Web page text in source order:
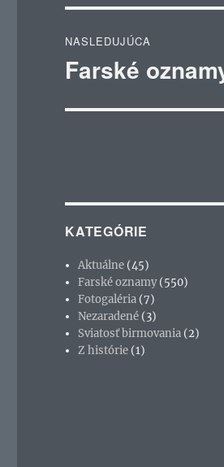
NASLEDUJÚCA
Ďalší
Farské
KATEGÓRIE
Aktuálne (45)
Farské oznamy(550)
Fotogaléria (7)
Nezaradené (3)
Sviatosť birmovania (2)
Z histórie (1)